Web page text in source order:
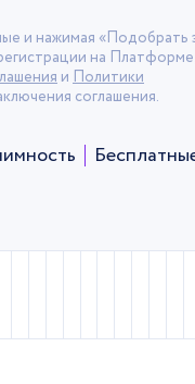
и нажимая «Подобрать
на
и Политики
соглашения.